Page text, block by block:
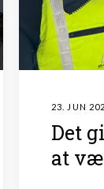
23. JUN
Det
at